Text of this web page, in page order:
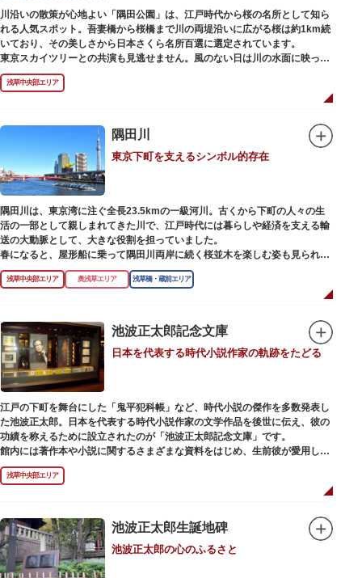
御利益にあやかりながらの散策は、福徳と心の安らぎを与えてくれることで
しょう。
川沿いの散策が心地よい「隅田公園」は、江戸時代から桜の名所として知ら
れる人気スポット。吾妻橋から桜橋まで川の両堤沿いに広がる桜は約1km続
いており、その美しさから日本さくら名所百選に選定されています。
東京スカイツリーとの共演も見逃せません。風のない日は川の水面に映った
「逆さスカイツリー」と桜のコラボレーションも楽しめます。シーズン中は
夜桜がライトアップされ、日中とは異なる幻想的な雰囲気に包まれるのも魅
力のひとつ。屋形船や水上バスも運航しているので、いつもと違った目線の
浅草中央部エリア
隅田川
東京下町を支えるシンボル的存在
隅田川は、東京湾に注ぐ全長23.5kmの一級河川。古くから下町の人々の生
活の一部として親しまれてきた川で、江戸時代には暮らしや経済を支える輸
送の大動脈として、大きな役割を担っていました。
春になると、屋形船に乗って隅田川両岸に続く桜並木を楽しむ姿も見られ、
東京スカイツリーとのコラボレーションも、まさに絵になる光景です。ま
た、毎年7月の最終土曜日に開催される「隅田川花火大会」は、東京の夏の
川沿いには「隅田川テラス」と呼ばれる遊歩道も整備されています。心地よ
い風に吹かれながら、緑化が施された遊歩道で散歩やジョギングを楽しんだ
後は、オープンカフェでほっと一息つくのもおすすめです。
隅田川にかかる橋々も、それぞれ特徴的な形をしていて見応えは抜群。せっ
かくなら水上バスに乗船して、優雅に観察してみてはいかがでしょうか。
浅草中央部エリア 奥浅草エリア 浅草橋・蔵前エリア
池波正太郎記念文庫
日本を代表する時代小説作家の軌跡をたどる
江戸の下町を舞台にした「鬼平犯科帳」など、時代小説の傑作を多数発表し
た池波正太郎。日本を代表する時代小説作家の文学作品を後世に伝え、彼の
功績を称えるために設立されたのが「池波正太郎記念文庫」です。
館内には著作本や小説に関するさまざまな資料をはじめ、生前彼が愛用して
いた万年筆やパイプ、帽子などが展示されています。書斎も復元されてお
り、池波正太郎をより身近に感じられるスポットです。また「池波グッズ」
とよばれる、作品の舞台を紹介した古地図やポストカード、扇子など様々な
浅草中央部エリア
池波正太郎生誕地碑
池波正太郎の心のふるさと